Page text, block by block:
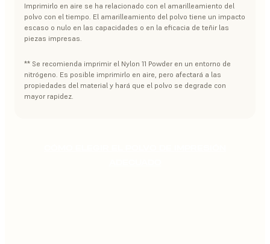
Imprimirlo en aire se ha relacionado con el amarilleamiento del
polvo con el tiempo. El amarilleamiento del polvo tiene un impacto
escaso o nulo en las capacidades o en la eficacia de teñir las
piezas impresas.
** Se recomienda imprimir el Nylon 11 Powder en un entorno de
nitrógeno. Es posible imprimirlo en aire, pero afectará a las
propiedades del material y hará que el polvo se degrade con
mayor rapidez.